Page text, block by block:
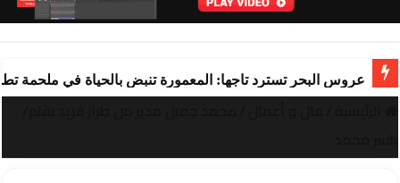
عروس البحر تسترد تاجها: المعمورة تنبض بالحياة في ملحمة